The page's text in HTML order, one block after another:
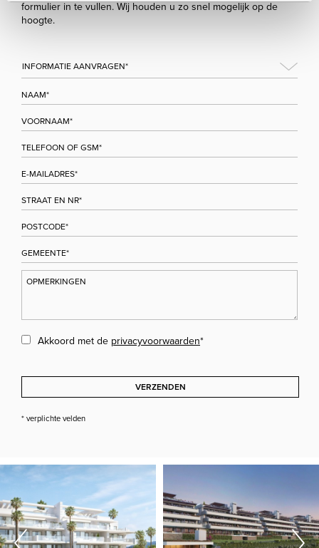
formulier in te vullen. Wij houden u zo snel mogelijk op de
hoogte.
Akkoord met de privacyvoorwaarden*
VERZENDEN
* verplichte velden